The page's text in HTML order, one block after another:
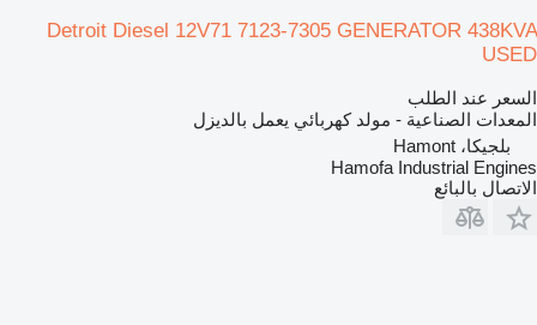
Detroit Diesel 12V71 7123-7305 GENERATOR 438KVA
USED
السعر عند الطلب
المعدات الصناعية - مولد كهربائي يعمل بالديزل
بلجيكا، Hamont
Hamofa Industrial Engines
الاتصال بالبائع